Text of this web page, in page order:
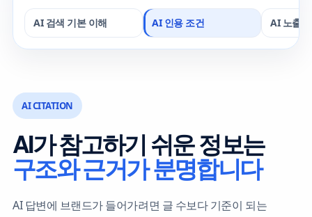
AI 검색 기본 이해 AI 인용 조건 AI 노출
AI CITATION
AI가 참고하기 쉬운 정보는
구조와 근거가 분명합니다
AI 답변에 브랜드가 들어가려면 글 수보다 기준이 되는